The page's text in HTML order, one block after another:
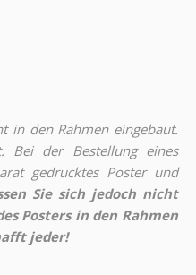
in den Rahmen eingebaut.
Bei der Bestellung eines
gedrucktes Poster und
Sie sich jedoch nicht
Posters in den Rahmen
jeder!